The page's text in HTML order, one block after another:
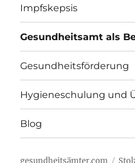
Impfskepsis
Gesundheitsamt als
Gesundheitsförderung
Hygieneschulung und
Blog
gesundheitsämter.com